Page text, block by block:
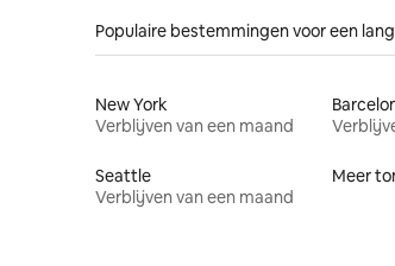
Populaire bestemmingen voor een
New York
Verblijven van een maand
Seattle
Verblijven van een maand
Meer